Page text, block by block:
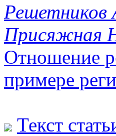
Решетников
Присяжная
Отношение
примере
Текст